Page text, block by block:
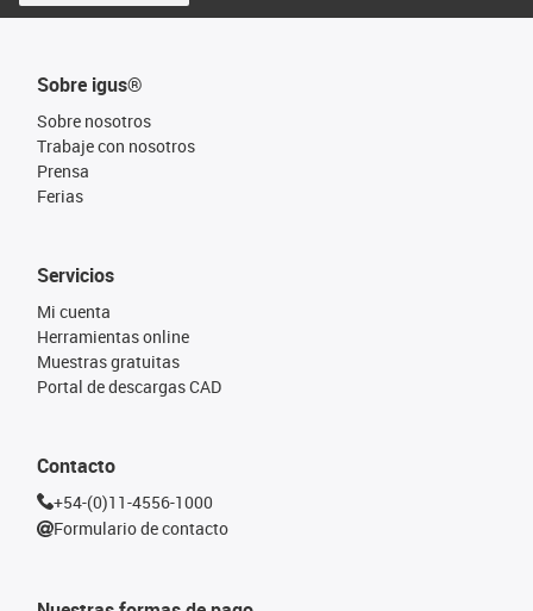
Sobre igus®
Sobre nosotros
Trabaje con nosotros
Prensa
Ferias
Servicios
Mi cuenta
Herramientas online
Muestras gratuitas
Portal de descargas CAD
Contacto
+54-(0)11-4556-1000
Formulario de contacto